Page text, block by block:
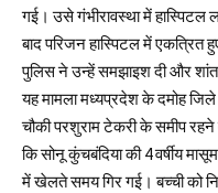
गई। उसे गंभीरावस्था में हास्पिटल
बाद परिजन हास्पिटल में एकत्रित
पुलिस ने उन्हें समझाइश दी और शांत
यह मामला मध्यप्रदेश के दमोह
चौकी परशुराम टेकरी के समीप रहने
कि सोनू कुंचबंदिया की 4 वर्षीय
में खेलते समय गिर गई। बच्ची को